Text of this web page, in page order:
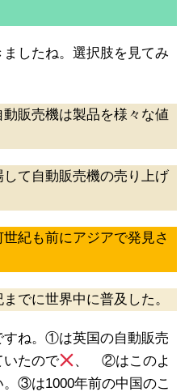
したね。選択肢を見てみ
販売機は製品を様々な値
て自動販売機の売り上げ
紀も前にアジアで発見さ
に世界中に普及した。
すね。①は英国の自動販売
いたので
、 ②はこのよ
。③は1000年前の中国のこ